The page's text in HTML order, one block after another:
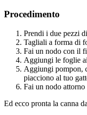
Procedimento
Prendi i due pezzi
Tagliali a forma di
Fai un nodo con il
Aggiungi le foglie
Aggiungi pompon,
piacciono al tuo
Fai un nodo attorno
Ed ecco pronta la canna